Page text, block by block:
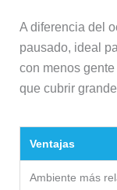
A diferencia del
pausado, ideal
con menos
que cubrir
Ventajas
Ambiente más